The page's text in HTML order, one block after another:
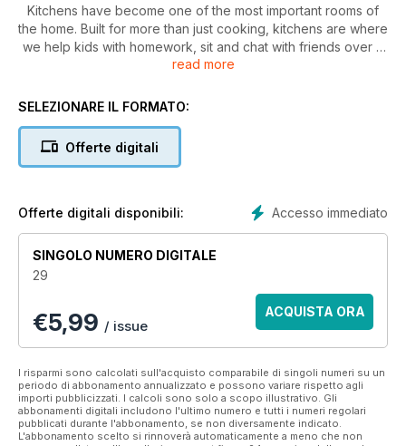
Kitchens have become one of the most important rooms of
the home. Built for more than just cooking, kitchens are where
we help kids with homework, sit and chat with friends over a
coffee, watch a weather report or attempt to replicate
appliances and accessories.
• Latest product news
• Latest products and showrooms to inspire
• Tips from the interior design world
This beautifully put together kitchen renovators guide will no
doubt inspire you so download it now and get renovating.
read more
SELEZIONARE IL FORMATO:
Offerte digitali
Accesso immediato
Offerte digitali disponibili:
SINGOLO NUMERO DIGITALE
29
€5,99 / issue
ACQUISTA ORA
I risparmi sono calcolati sull'acquisto comparabile di singoli numeri su un
periodo di abbonamento annualizzato e possono variare rispetto agli
importi pubblicizzati. I calcoli sono solo a scopo illustrativo. Gli
abbonamenti digitali includono l'ultimo numero e tutti i numeri regolari
pubblicati durante l'abbonamento, se non diversamente indicato.
L'abbonamento scelto si rinnoverà automaticamente a meno che non